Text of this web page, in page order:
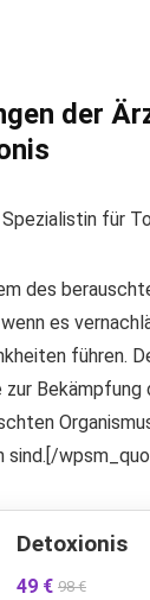
der
Spezialistin für
des
es
führen.
Bekämpfung
sind.[/
Detoxionis
49 € 98 €